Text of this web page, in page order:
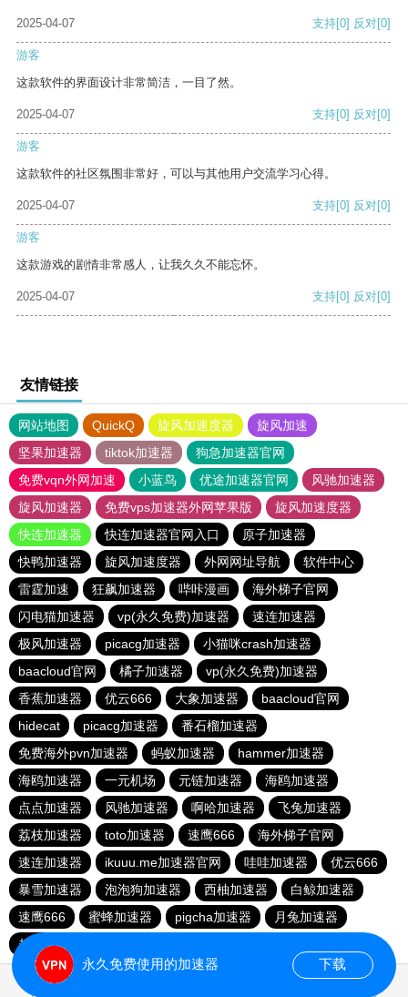
2025-04-07 支持[0] 反对[0]
游客
这款软件的界面设计非常简洁，一目了然。
2025-04-07 支持[0] 反对[0]
游客
这款软件的社区氛围非常好，可以与其他用户交流学习心得。
2025-04-07 支持[0] 反对[0]
游客
这款游戏的剧情非常感人，让我久久不能忘怀。
2025-04-07 支持[0] 反对[0]
友情链接
网站地图 QuickQ 旋风加速度器
旋风加速
坚果加速器
tiktok加速器
狗急加速器官网
免费vqn外网加速
小蓝鸟 优途加速器官网
风驰加速器
旋风加速器
免费vps加速器外网苹果版
旋风加速度器
快连加速器
快连加速器官网入口
原子加速器
快鸭加速器
旋风加速度器 外网网址导航
软件中心
雷霆加速
狂飙加速器 哔咔漫画
海外梯子官网
闪电猫加速器
vp(永久免费)加速器
速连加速器
极风加速器
picacg加速器
小猫咪crash加速器
baacloud官网
橘子加速器
vp(永久免费)加速器
香蕉加速器
优云666 大象加速器
baacloud官网
hidecat
picacg加速器
番石榴加速器
免费海外pvn加速器
蚂蚁加速器
hammer加速器
海鸥加速器
一元机场 元链加速器
海鸥加速器
点点加速器
风驰加速器 啊哈加速器
飞兔加速器
荔枝加速器
toto加速器 速鹰666
海外梯子官网
速连加速器
ikuuu.me加速器官网 哇哇加速器
优云666
暴雪加速器
泡泡狗加速器 西柚加速器
白鲸加速器
速鹰666
蜜蜂加速器 pigcha加速器
月兔加速器
起飞加速器
永久免费使用的加速器 下载